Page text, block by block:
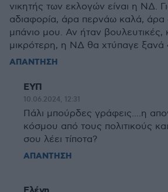
νικητής των εκλογών είναι η ΝΔ.
αδιαφορία, άρα περνάω καλά, άρα
μπάνιο μου. Αν ήταν βουλευτικές,
μικρότερη, η ΝΔ θα χτύπαγε ξανά
ΑΠΑΝΤΗΣΗ
ΕΥΠ
10.06.2024, 12:31
Πάλι μπούρδες γράφεις....η
κόσμου από τους πολιτικούς
σου λέει τίποτα?
ΑΠΑΝΤΗΣΗ